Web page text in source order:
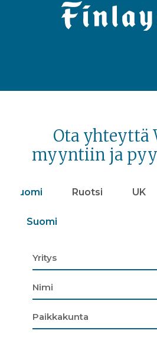
Ota yhteyttä
myyntiin ja
Suomi Ruotsi UK
Suomi